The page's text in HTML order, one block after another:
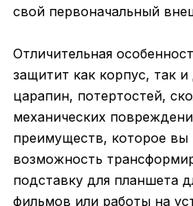
свой первоначальный
Отличительная
защитит как корпус, так
царапин, потертостей,
механических
преимуществ, которое
возможность
подставку для планшета
фильмов или работы на